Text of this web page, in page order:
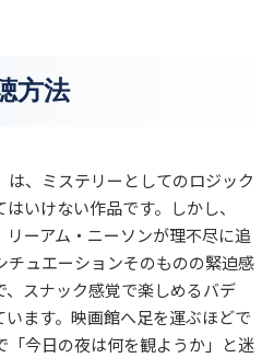
方法
は、ミステリーとしてのロジック
いけない作品です。しかし、
リーアム・ニーソンが理不尽に追
チュエーションそのものの緊迫感
、スナック感覚で楽しめるバデ
ます。映画館へ足を運ぶほどで
「今日の夜は何を観ようか」と迷